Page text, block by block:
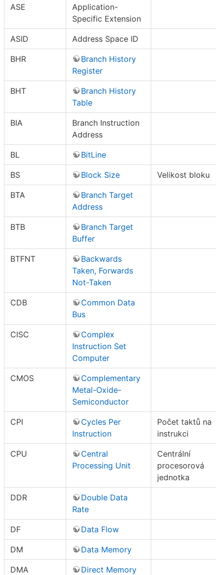
ASE
Application-
Specific Extension
ASID Address Space ID
BHR
Branch History
Register
BHT
Branch History
Table
BIA
Branch Instruction
Address
BL BitLine
BS Block Size Velikost bloku
BTA
Branch Target
Address
BTB
Branch Target
Buffer
BTFNT
Backwards
Taken, Forwards
Not-Taken
CDB
Common Data
Bus
CISC
Complex
Instruction Set
Computer
CMOS
Complementary
Metal-Oxide-
Semiconductor
CPI
Cycles Per
Instruction
Počet taktů na
instrukci
CPU
Central
Processing Unit
Centrální
procesorová
jednotka
DDR
Double Data
Rate
DF Data Flow
DM Data Memory
DMA
Direct Memory